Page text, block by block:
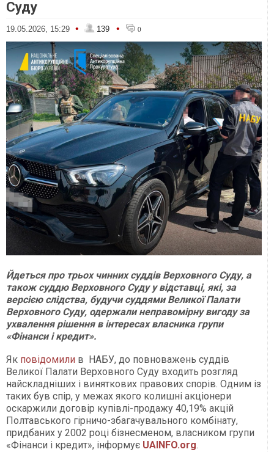
Суду
19.05.2026, 15:29 • 139 • 0
Йдеться про трьох чинних суддів Верховного Суду, а
також суддю Верховного Суду у відставці, які, за
версією слідства, будучи суддями Великої Палати
Верховного Суду, одержали неправомірну вигоду за
ухвалення рішення в інтересах власника групи
«Фінанси і кредит».
Як повідомили в НАБУ, до повноважень суддів
Великої Палати Верховного Суду входить розгляд
найскладніших і виняткових правових спорів. Одним із
таких був спір, у межах якого колишні акціонери
оскаржили договір купівлі-продажу 40,19% акцій
Полтавського гірничо-збагачувального комбінату,
придбаних у 2002 році бізнесменом, власником групи
«Фінанси і кредит», інформує UAINFO.org.